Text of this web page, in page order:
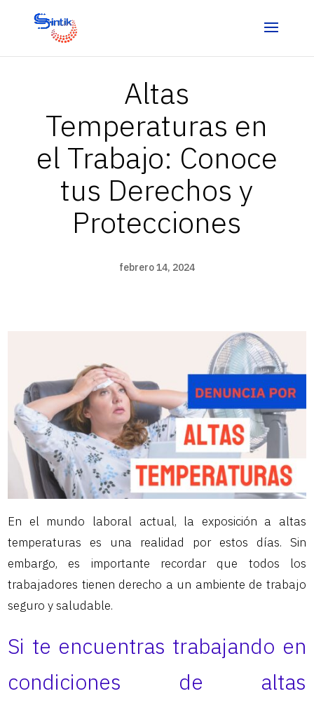
Altas
Temperaturas en
el Trabajo: Conoce
tus Derechos y
Protecciones
febrero 14, 2024
En el mundo laboral actual, la exposición a altas
temperaturas es una realidad por estos días. Sin
embargo, es importante recordar que todos los
trabajadores tienen derecho a un ambiente de trabajo
seguro y saludable.
Si te encuentras trabajando en
condiciones de altas